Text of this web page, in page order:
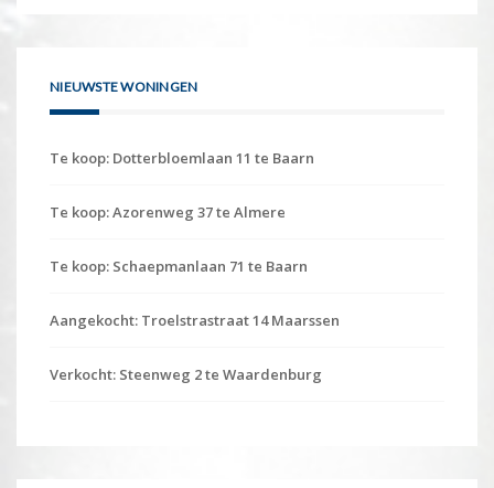
NIEUWSTE WONINGEN
Te koop: Dotterbloemlaan 11 te Baarn
Te koop: Azorenweg 37 te Almere
Te koop: Schaepmanlaan 71 te Baarn
Aangekocht: Troelstrastraat 14 Maarssen
Verkocht: Steenweg 2 te Waardenburg